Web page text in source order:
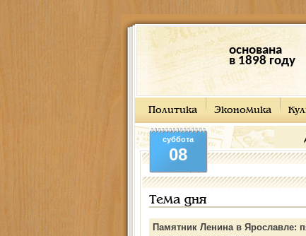
основана
в 1898 году
Политика Экономика
суббота
08
Тема дня
Памятник Ленина в Ярославле: